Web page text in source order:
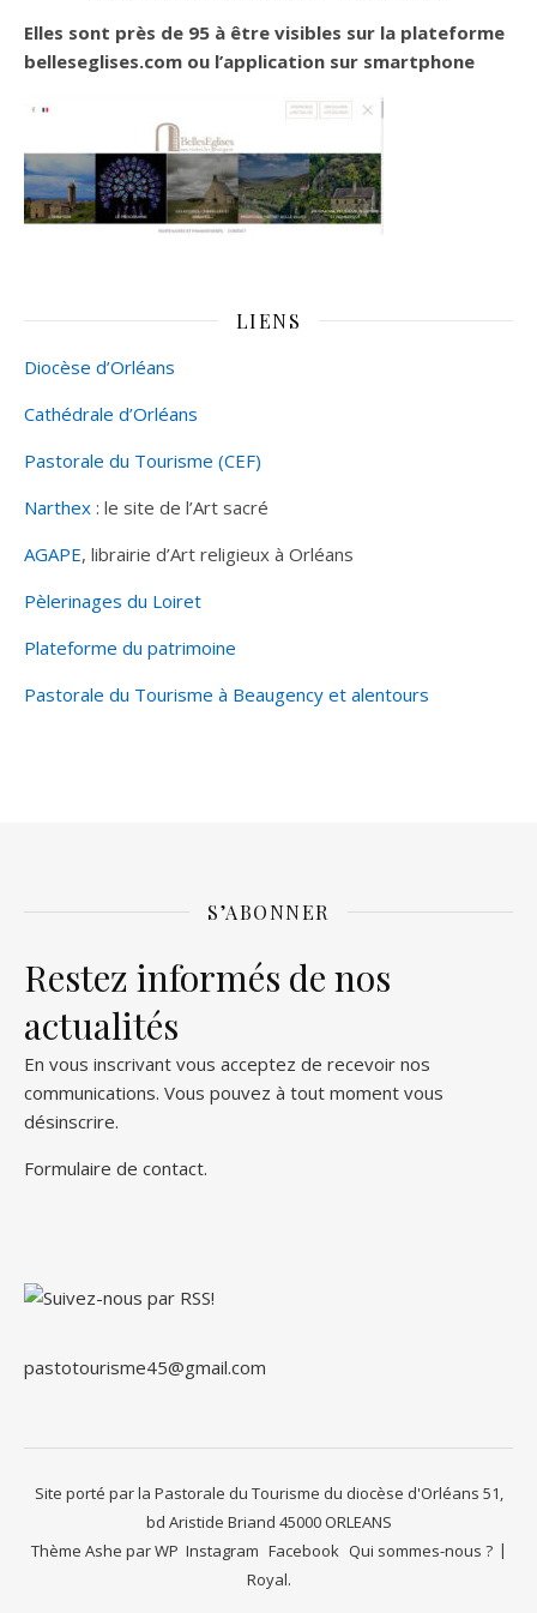
Elles sont près de 95 à être visibles sur la plateforme
belleseglises.com ou l’application sur smartphone
LIENS
Diocèse d’Orléans
Cathédrale d’Orléans
Pastorale du Tourisme (CEF)
Narthex : le site de l’Art sacré
AGAPE, librairie d’Art religieux à Orléans
Pèlerinages du Loiret
Plateforme du patrimoine
Pastorale du Tourisme à Beaugency et alentours
S’ABONNER
Restez informés de nos
actualités
En vous inscrivant vous acceptez de recevoir nos
communications. Vous pouvez à tout moment vous
désinscrire.
Formulaire de contact.
pastotourisme45@gmail.com
Site porté par la Pastorale du Tourisme du diocèse d'Orléans 51,
bd Aristide Briand 45000 ORLEANS
Instagram Facebook Qui sommes-nous ?
Thème Ashe parWP
Royal.